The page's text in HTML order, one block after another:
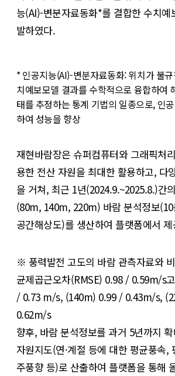
능(AI)-변분자료동화*를 결합한 수치예
발하였다.
* 인공지능(AI)-변분자료동화: 위치가 불
치예보모델 결과를 수학적으로 융합하여
태를 추정하는 통계 기법의 일종으로, 인
하여 성능을 향상
재현바람장은 슈퍼컴퓨터와 그래픽처
용한 전산 자원을 최대한 활용하고, 다
을 거쳐, 최근 1년(2024.9.~2025.8.)간
(80m, 140m, 220m) 바람 분석정보
공간해상도)를 생산하여 플랫폼에서
※ 풍력발전 고도의 바람 관측자료와
균제곱근오차(RMSE) 0.98 / 0.59m/s
/ 0.73 m/s, (140m) 0.99 / 0.43m/s,
0.62m/s
향후, 바람 분석정보를 과거 5년까지
자원지도(연·계절 등에 대한 평균풍속,
주풍향 등)로 산출하여 플랫폼을 통해